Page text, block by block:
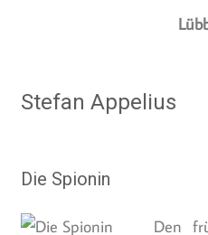
Stefan Appelius
Die Spionin
Den